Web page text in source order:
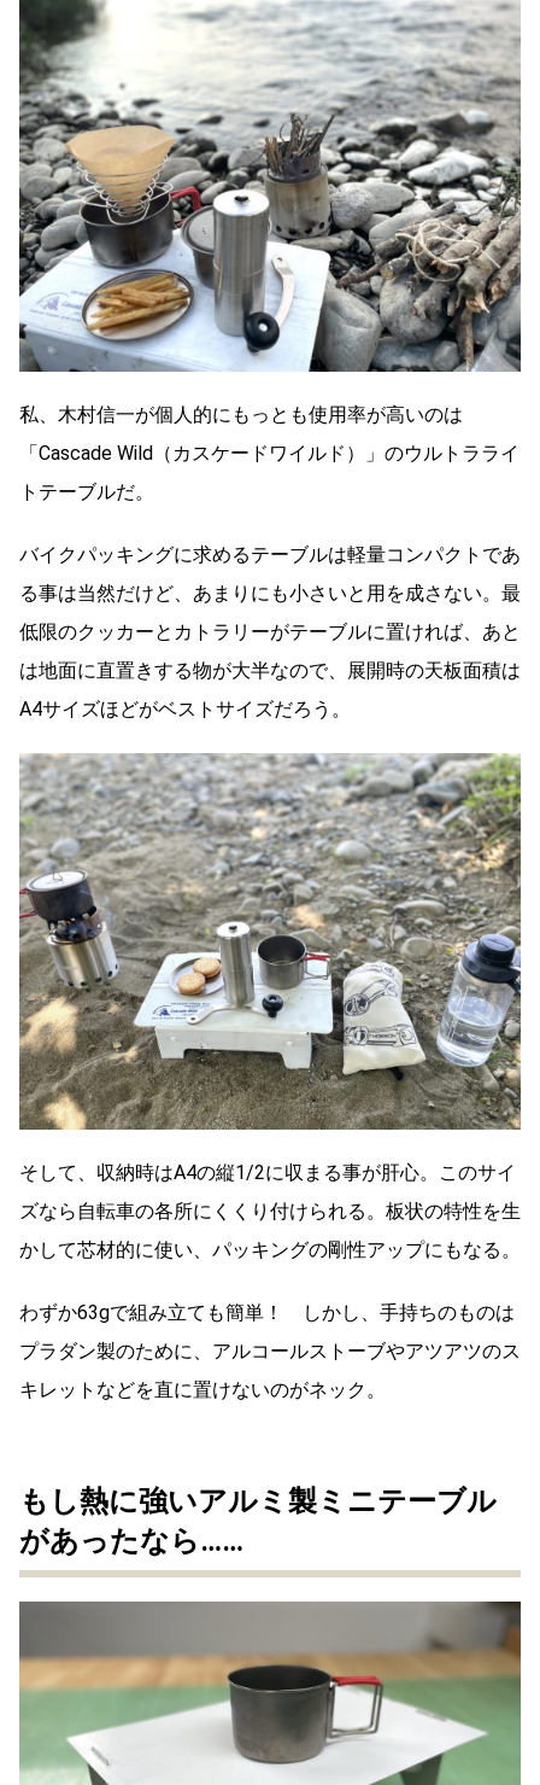
私、木村信一が個人的にもっとも使用率が高いのは
「Cascade Wild（カスケードワイルド）」のウルトラライ
トテーブルだ。
バイクパッキングに求めるテーブルは軽量コンパクトであ
る事は当然だけど、あまりにも小さいと用を成さない。最
低限のクッカーとカトラリーがテーブルに置ければ、あと
は地面に直置きする物が大半なので、展開時の天板面積は
A4サイズほどがベストサイズだろう。
そして、収納時はA4の縦1/2に収まる事が肝心。このサイ
ズなら自転車の各所にくくり付けられる。板状の特性を生
かして芯材的に使い、パッキングの剛性アップにもなる。
わずか63gで組み立ても簡単！ しかし、手持ちのものは
プラダン製のために、アルコールストーブやアツアツのス
キレットなどを直に置けないのがネック。
もし熱に強いアルミ製ミニテーブル
があったなら……